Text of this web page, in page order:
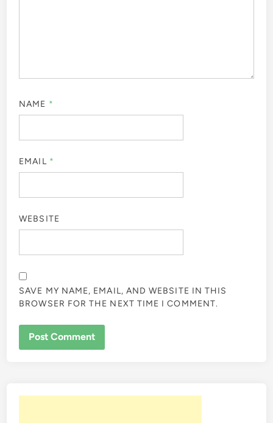
NAME *
EMAIL *
WEBSITE
SAVE MY NAME, EMAIL, AND WEBSITE IN THIS
BROWSER FOR THE NEXT TIME I COMMENT.